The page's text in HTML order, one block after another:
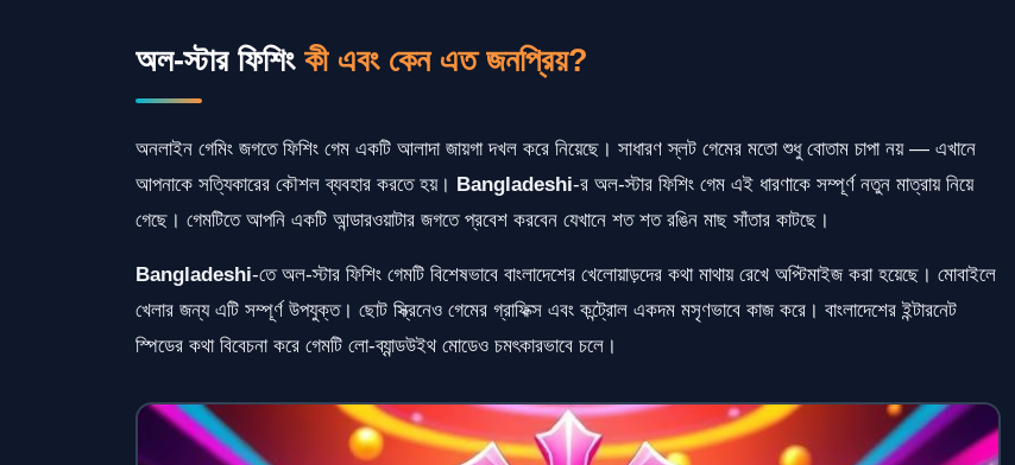
অল-স্টার ফিশিং কী এবং কেন এত জনপ্রিয়?
অনলাইন গেমিং জগতে ফিশিং গেম একটি আলাদা জায়গা দখল করে নিয়েছে। সাধারণ স্লট গেমের মতো শুধু বোতাম চাপা নয় — এখানে
আপনাকে সত্যিকারের কৌশল ব্যবহার করতে হয়। Bangladeshi-র অল-স্টার ফিশিং গেম এই ধারণাকে সম্পূর্ণ নতুন মাত্রায় নিয়ে
গেছে। গেমটিতে আপনি একটি আন্ডারওয়াটার জগতে প্রবেশ করবেন যেখানে শত শত রঙিন মাছ সাঁতার কাটছে।
Bangladeshi-তে অল-স্টার ফিশিং গেমটি বিশেষভাবে বাংলাদেশের খেলোয়াড়দের কথা মাথায় রেখে অপ্টিমাইজ করা হয়েছে। মোবাইলে
খেলার জন্য এটি সম্পূর্ণ উপযুক্ত। ছোট স্ক্রিনেও গেমের গ্রাফিক্স এবং কন্ট্রোল একদম মসৃণভাবে কাজ করে। বাংলাদেশের ইন্টারনেট
স্পিডের কথা বিবেচনা করে গেমটি লো-ব্যান্ডউইথ মোডেও চমৎকারভাবে চলে।